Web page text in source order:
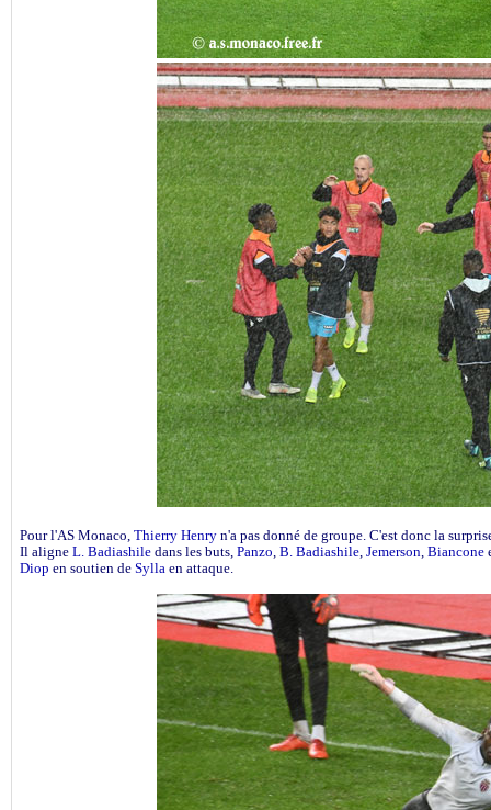
Pour l'AS Monaco, Thierry Henry n'a pas donné de groupe. C'est donc la
Il aligne L. Badiashile dans les buts, Panzo, B. Badiashile, Jemerson, Biancone
Diop en soutien de Sylla en attaque.